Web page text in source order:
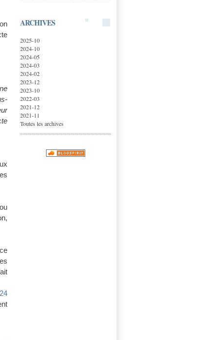
ARCHIVES
2025-10
2024-10
2024-05
2024-03
2024-02
2023-12
2023-10
2022-03
2021-12
2021-11
Toutes les archives